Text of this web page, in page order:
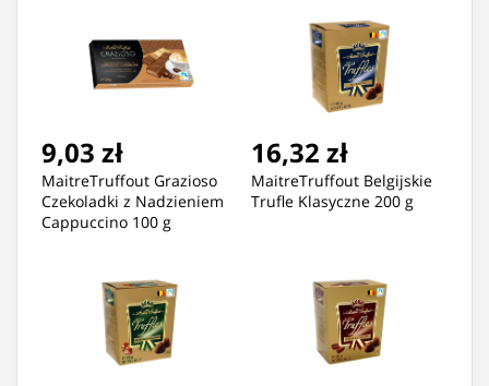
9,03 zł
MaitreTruffout Grazioso
Czekoladki z Nadzieniem
Cappuccino 100 g
16,32 zł
MaitreTruffout Belgijskie
Trufle Klasyczne 200 g